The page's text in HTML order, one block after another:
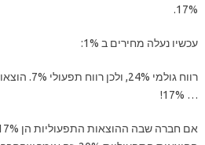
17%.
עכשיו נעלה מחירים ב 1%:
רווח גולמי
… 17%!